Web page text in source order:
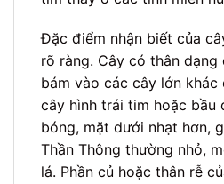
Đặc điểm nhận biết của
rõ ràng. Cây có thân dạng
bám vào các cây lớn khác
cây hình trái tim hoặc bầu
bóng, mặt dưới nhạt hơn,
Thần Thông thường nhỏ,
lá. Phần củ hoặc thân rễ